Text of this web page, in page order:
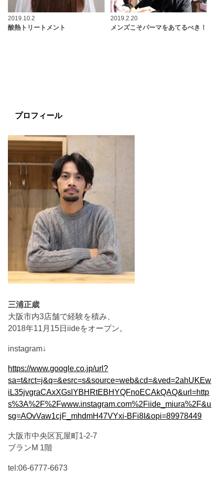
2019.10.2
酸熱トリートメント
2019.2.20
メンズこそパーマをあてるべき！
プロフィール
三浦正歳
大阪市内3店舗で経験を積み、
2018年11月15日iideをオープン。
instagram↓
https://www.google.co.jp/url?
sa=t&rct=j&q=&esrc=s&source=web&cd=&ved=2ahUKEw
iL35jvgraCAxXGslYBHRtEBHYQFnoECAkQAQ&url=http
s%3A%2F%2Fwww.instagram.com%2Fiide_miura%2F&u
sg=AOvVaw1cjF_mhdmH47VYxi-BFi8I&opi=89978449
大阪市中央区瓦屋町1-2-7
ブランM 1階
tel:06-6777-6673